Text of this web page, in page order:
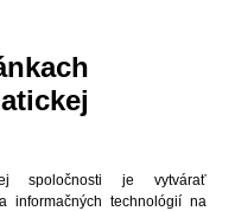
spoločnosti je vytvárať
informačných technológií na